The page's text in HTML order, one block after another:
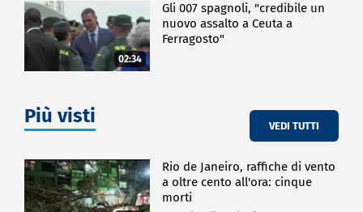
02:34
Gli 007 spagnoli, "credibile un
nuovo assalto a Ceuta a
Ferragosto"
Più visti VEDI TUTTI
Rio de Janeiro, raffiche di vento
a oltre cento all'ora: cinque
morti